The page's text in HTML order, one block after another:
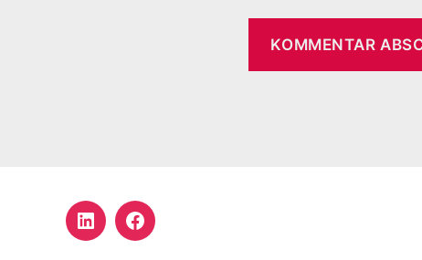
LinkedInFacebook